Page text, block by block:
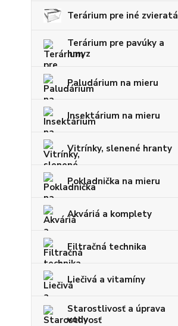
Terárium pre iné zvieratá
Terárium pre pavúky a
hmyz
Paludárium na mieru
Insektárium na mieru
Vitrínky, slenené hranty
Pokladnička na mieru
Akváriá a komplety
Filtračná technika
Liečivá a vitamíny
Starostlivosť a úprava
vody